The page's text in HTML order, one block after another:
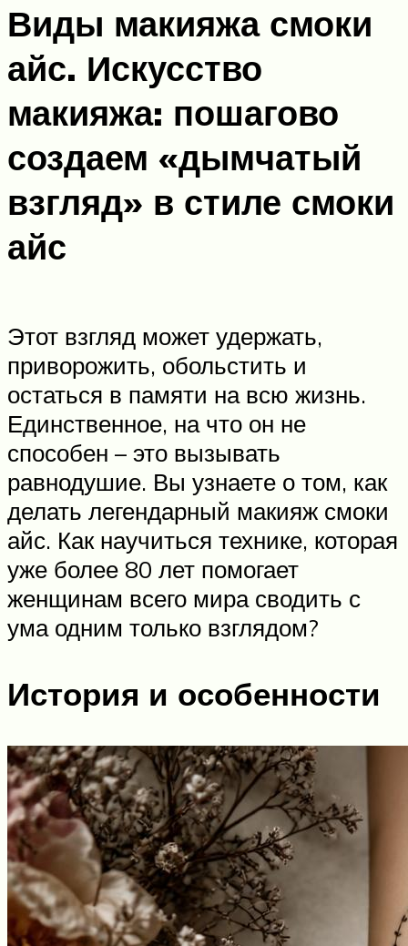
Виды макияжа смоки
айс. Искусство
макияжа: пошагово
создаем «дымчатый
взгляд» в стиле смоки
айс
Этот взгляд может удержать,
приворожить, обольстить и
остаться в памяти на всю жизнь.
Единственное, на что он не
способен – это вызывать
равнодушие. Вы узнаете о том, как
делать легендарный макияж смоки
айс. Как научиться технике, которая
уже более 80 лет помогает
женщинам всего мира сводить с
ума одним только взглядом?
История и особенности